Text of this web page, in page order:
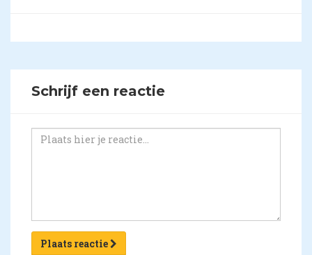
Schrijf een reactie
Plaats reactie